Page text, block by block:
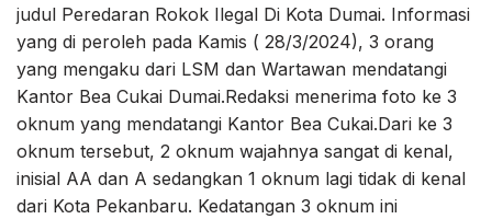
judul Peredaran Rokok Ilegal Di Kota Dumai. Informasi
yang di peroleh pada Kamis ( 28/3/2024), 3 orang
yang mengaku dari LSM dan Wartawan mendatangi
Kantor Bea Cukai Dumai.Redaksi menerima foto ke 3
oknum yang mendatangi Kantor Bea Cukai.Dari ke 3
oknum tersebut, 2 oknum wajahnya sangat di kenal,
inisial AA dan A sedangkan 1 oknum lagi tidak di kenal
dari Kota Pekanbaru. Kedatangan 3 oknum ini